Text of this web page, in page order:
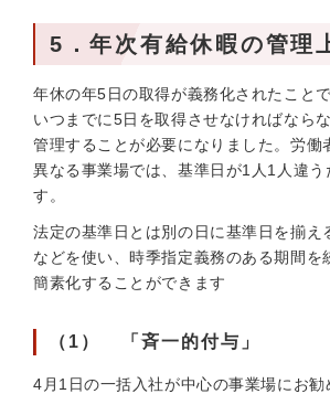
5．年次有給休暇の管理
年休の年5日の取得が義務化されたこと
いつまでに5日を取得させなければなら
管理することが必要になりました。労働
異なる事業場では、基準日が1人1人違
す。
法定の基準日とは別の日に基準日を揃え
などを使い、時季指定義務のある期間を
簡素化することができます
（1） 「斉一的付与」
4月1日の一括入社が中心の事業場にお勧